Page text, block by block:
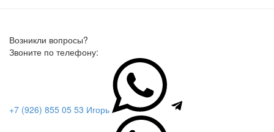
Возникли вопросы?
Звоните по телефону:
+7 (926) 855 05 53 Игорь